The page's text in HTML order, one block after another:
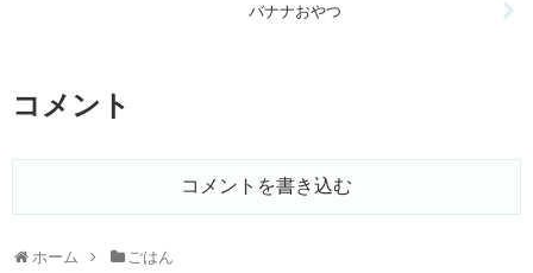
バナナおやつ
コメント
コメントを書き込む
ホーム ごはん